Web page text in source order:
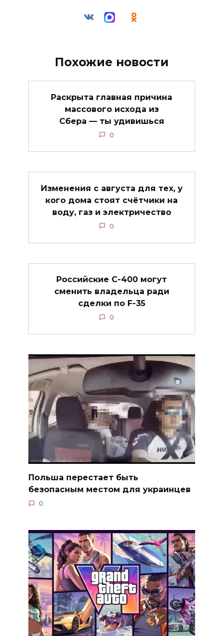
Похожие новости
Раскрыта главная причина
массового исхода из
Сбера — ты удивишься
0
Изменения с августа для тех, у
кого дома стоят счётчики на
воду, газ и электричество
0
Российские С-400 могут
сменить владельца ради
сделки по F-35
0
Польша перестает быть
безопасным местом для украинцев
0